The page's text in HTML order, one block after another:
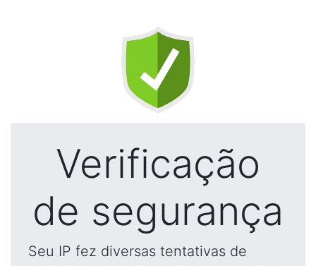
Verificação
de segurança
Seu IP fez diversas tentativas de